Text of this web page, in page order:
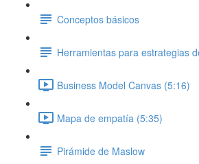
Conceptos básicos
Herramientas para estrategias
Business Model Canvas (5:16)
Mapa de empatía (5:35)
Pirámide de Maslow